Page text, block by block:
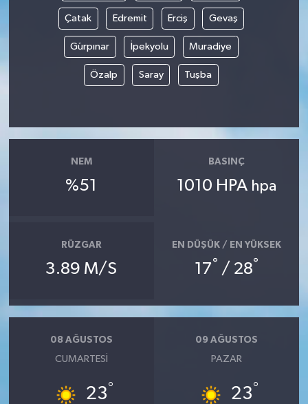
Çatak Edremit Erciş Gevaş
Gürpınar İpekyolu Muradiye
Özalp Saray Tuşba
NEM
%51
BASINÇ
1010 HPA hpa
RÜZGAR
3.89 M/S
EN DÜŞÜK / EN YÜKSEK
17° / 28°
08 AĞUSTOS
CUMARTESI
23°
09 AĞUSTOS
PAZAR
23°